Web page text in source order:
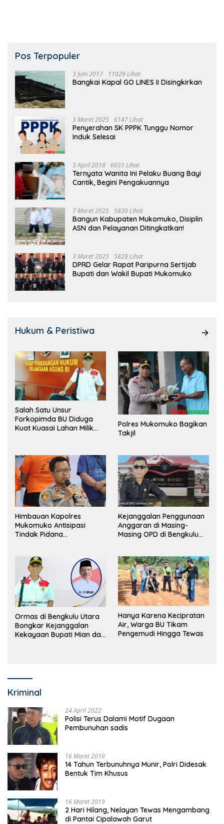
Pos Terpopuler
3 Juni 2017 11029 Lihat
Bangkai Kapal GO LINES II Disingkirkan
3 Maret 2025 6147 Lihat
Penyerahan SK PPPK Tunggu Nomor
Induk Selesai
3 April 2018 6031 Lihat
Ternyata Wanita Ini Pelaku Buang Bayi
Cantik, Begini Pengakuannya
7 Maret 2025 5830 Lihat
Bangun Kabupaten Mukomuko, Disiplin
ASN dan Pelayanan Ditingkatkan!
3 Maret 2025 5828 Lihat
DPRD Gelar Rapat Paripurna Sertijab
Bupati dan Wakil Bupati Mukomuko
Hukum & Peristiwa
Salah Satu Unsur
Forkopimda BU Diduga
Kuat Kuasai Lahan Milik
Polres Mukomuko Bagikan
Takjil
Himbauan Kapolres
Mukomuko Antisipasi
Tindak Pidana
Kejanggalan Penggunaan
Anggaran di Masing-
Masing OPD di Bengkulu
Ormas di Bengkulu Utara
Bongkar Kejanggalan
Kekayaan Bupati Mian dan
Hanya Karena Kecipratan
Air, Warga BU Tikam
Pengemudi Hingga Tewas
Kriminal
24 April 2022
Polisi Terus Dalami Motif Dugaan
Pembunuhan sadis
16 Maret 2019
14 Tahun Terbunuhnya Munir, Polri Didesak
Bentuk Tim Khusus
16 Maret 2019
2 Hari Hilang, Nelayan Tewas Mengambang
di Pantai Cipalawah Garut